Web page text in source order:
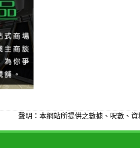
聲明：本網站所提供之數據、呎數、